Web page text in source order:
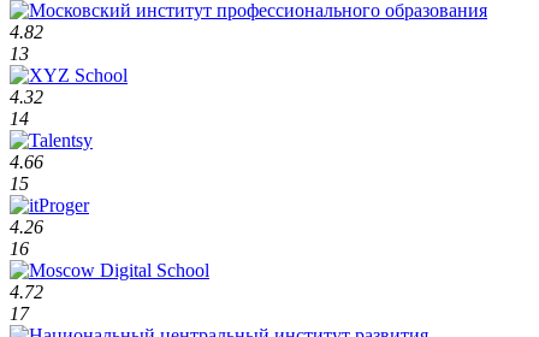
4.82
13
4.32
14
4.66
15
4.26
16
4.72
17